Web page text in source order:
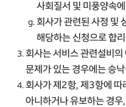
사회질서 및 미풍양속
회사가 관련된 사정 및
해당하는 신청으로 합
회사는 서비스 관련설비
문제가 있는 경우에는 승
회사가 제2항, 제3항에 따
아니하거나 유보하는 경